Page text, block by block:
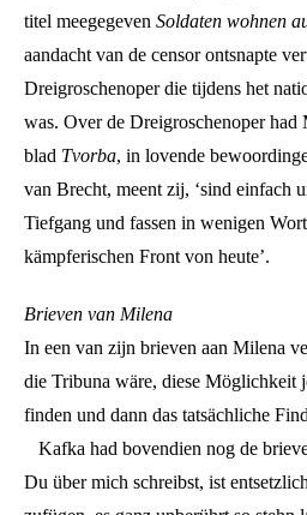
titel meegegeven Soldaten wohnen
aandacht van de censor ontsnapte
Dreigroschenoper die tijdens het
was. Over de Dreigroschenoper had
blad Tvorba, in lovende
van Brecht, meent zij, ‘sind einfach
Tiefgang und fassen in wenigen
kämpferischen Front von heute’.
Brieven van Milena
In een van zijn brieven aan Milena
die Tribuna wäre, diese Möglichkeit
finden und dann das tatsächliche
Kafka had bovendien nog de
Du über mich schreibst, ist